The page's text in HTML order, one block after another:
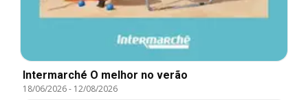
Intermarché O melhor no verão
18/06/2026- 12/08/2026